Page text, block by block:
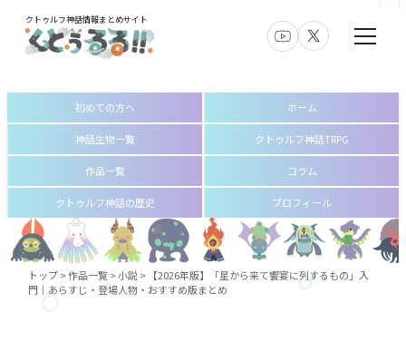
クトゥルフ神話情報まとめサイト
初めての方へ ホーム
神話生物一覧 クトゥルフ神話TRPG
作品一覧 コラム
クトゥルフ神話の歴史 プロフィール
トップ>作品一覧>小説> 【2026年版】「星から来て饗宴に列するもの」入
門｜あらすじ・登場人物・おすすめ版まとめ